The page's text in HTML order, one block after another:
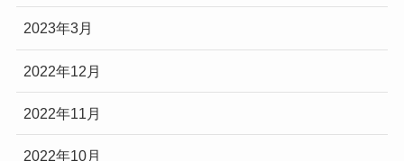
2023年3月
2022年12月
2022年11月
2022年10月